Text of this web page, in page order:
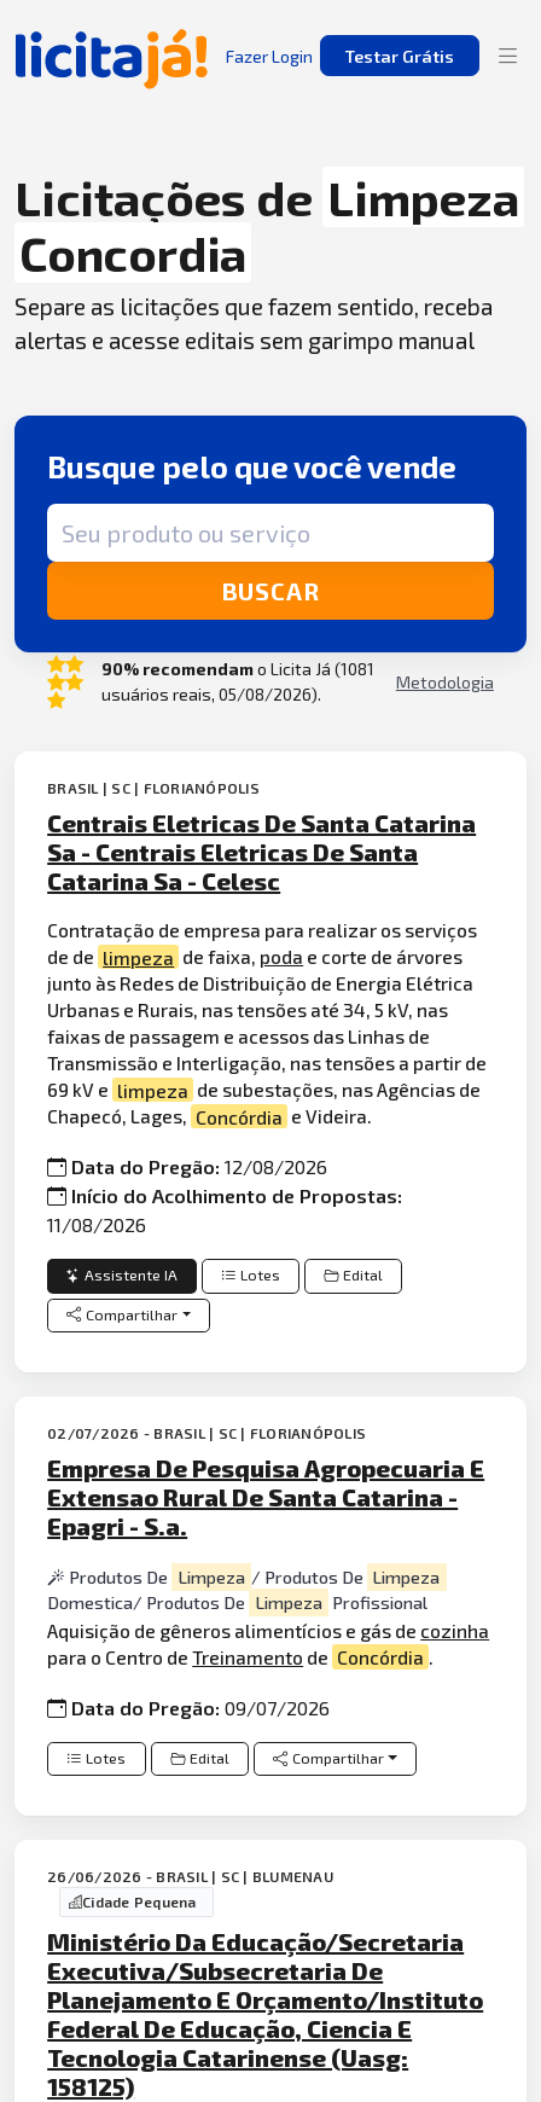
Fazer Login Testar Grátis
Licitações de Limpeza
Concordia
Separe as licitações que fazem sentido, receba
alertas e acesse editais sem garimpo manual
Busque pelo que você vende
Termo de busca
BUSCAR
90% recomendamo Licita Já (1081
usuários reais, 05/08/2026).
Metodologia
BRASIL | SC | FLORIANÓPOLIS
Centrais Eletricas De Santa Catarina
Sa - Centrais Eletricas De Santa
Catarina Sa - Celesc
Contratação de empresa para realizar os serviços
de de limpeza de faixa, poda e corte de árvores
junto às Redes de Distribuição de Energia Elétrica
Urbanas e Rurais, nas tensões até 34, 5 kV, nas
faixas de passagem e acessos das Linhas de
Transmissão e Interligação, nas tensões a partir de
69 kV e limpeza de subestações, nas Agências de
Chapecó, Lages, Concórdia e Videira.
Data do Pregão:12/08/2026
Início do Acolhimento de Propostas:
11/08/2026
Assistente IA Lotes Edital
Compartilhar
02/07/2026 - BRASIL | SC | FLORIANÓPOLIS
Empresa De Pesquisa Agropecuaria E
Extensao Rural De Santa Catarina -
Epagri - S.a.
Produtos De Limpeza / Produtos De Limpeza
Domestica/ Produtos De Limpeza Profissional
Aquisição de gêneros alimentícios e gás de cozinha
para o Centro deTreinamento de Concórdia .
Data do Pregão:09/07/2026
Lotes Edital Compartilhar
26/06/2026 - BRASIL | SC | BLUMENAU
Cidade Pequena
Ministério Da Educação/Secretaria
Executiva/Subsecretaria De
Planejamento E Orçamento/Instituto
Federal De Educação, Ciencia E
Tecnologia Catarinense (Uasg:
158125)